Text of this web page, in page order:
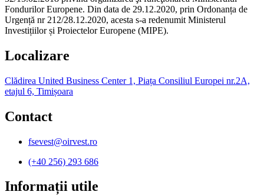
Fondurilor Europene. Din data de 29.12.2020, prin Ordonanța de
Urgență nr 212/28.12.2020, acesta s-a redenumit Ministerul
Investițiilor și Proiectelor Europene (MIPE).
Localizare
Clădirea United Business Center 1, Piața Consiliul Europei nr.2A,
etajul 6, Timișoara
Contact
fsevest@oirvest.ro
(+40 256) 293 686
Informații utile​